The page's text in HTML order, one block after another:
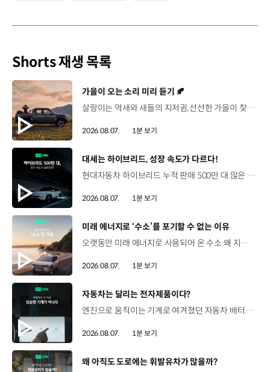
Shorts 재생 목록
[동영상]
가을이 오는 소리 미리 듣기 🍂
살랑이는 억새와 새들의 지저귐,선선한 가을이 찾아오는 소리. 더 기아 타스만과 함께 계절을 만나보세요. 🎧 *본 영상은 AI를 활용해 제작했습니다. #기아 #더기아타스만 #타스만 #가을 #입추 #Tasman #ASMR
2026.08.07. 1분 보기
[동영상]
대세는 하이브리드, 성장 속도가 다르다!
현대자동차 하이브리드 누적 판매 500만 대.많은 운전자들이 선택한 이유는 무엇일까요? 현대진행형 팟캐스트 EP.21에서 확인하세요.📻 #현대자동차그룹 #현대진행형 #모빌리티팟캐스트 #하이브리드 #연료 #미래모빌리티 #모빌리티
2026.08.07. 1분 보기
[동영상]
미래 에너지로 ‘수소’를 포기할 수 없는 이유
오랫동안 미래 에너지로 사용되어 온 수소.왜 지금까지도 중요한 선택지로 꼽힐까요? 현대진행형 팟캐스트 EP.21에서 확인하세요.📻 #현대자동차그룹 #현대진행형 #모빌리티팟캐스트 #수소전기차 #수소에너지 #연료 #미래모빌리티 #모빌리티
2026.08.07. 1분 보기
[동영상]
자동차는 달리는 전자제품이다?
엔진으로 움직이는 기계로 여겨졌던 자동차.배터리와 소프트웨어를 통해 어떻게 바뀌고 있을까요? 현대진행형 팟캐스트 EP.21에서 확인하세요.📻 #현대자동차그룹 #현대진행형 #모빌리티팟캐스트 #SDV #전기차 #연료 #미래모빌리티 #모빌리티
2026.08.07. 1분 보기
[동영상]
왜 아직도 도로에는 휘발유차가 많을까?